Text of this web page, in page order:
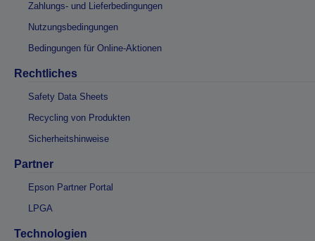
Zahlungs- und Lieferbedingungen
Nutzungsbedingungen
Bedingungen für Online-Aktionen
Rechtliches
Safety Data Sheets
Recycling von Produkten
Sicherheitshinweise
Partner
Epson Partner Portal
LPGA
Technologien